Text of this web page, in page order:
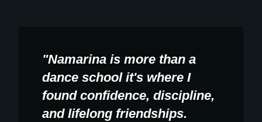
"Namarina is more than a
dance school it's where I
found confidence, discipline,
and lifelong friendships.